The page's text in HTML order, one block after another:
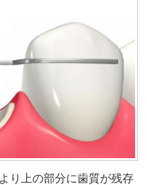
り上の部分に歯質が残存